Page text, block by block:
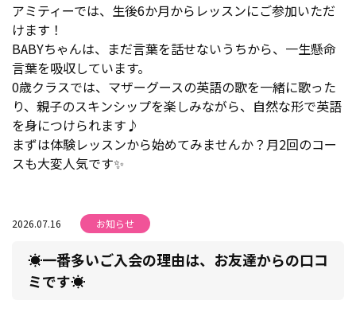
アミティーでは、生後6か月からレッスンにご参加いただ
けます！
BABYちゃんは、まだ言葉を話せないうちから、一生懸命
言葉を吸収しています。
0歳クラスでは、マザーグースの英語の歌を一緒に歌った
り、親子のスキンシップを楽しみながら、自然な形で英語
を身につけられます♪
まずは体験レッスンから始めてみませんか？月2回のコー
スも大変人気です✨
2026.07.16 お知らせ
☀️一番多いご入会の理由は、お友達からの口コ
ミです☀️